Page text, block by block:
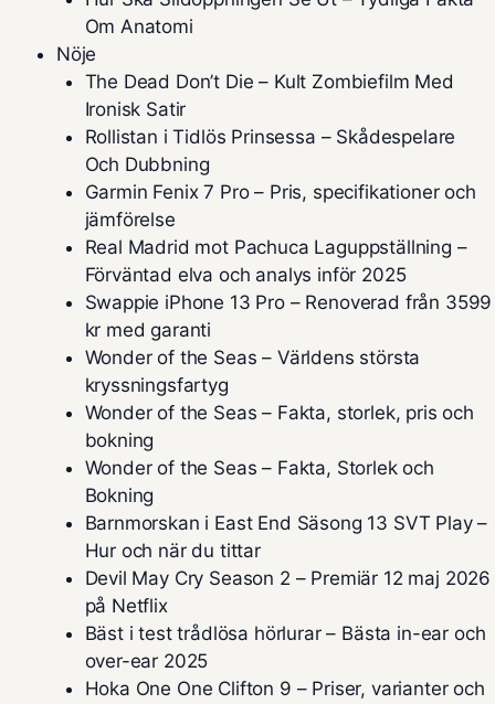
Om Anatomi
Nöje
The Dead Don’t Die – Kult Zombiefilm Med
Ironisk Satir
Rollistan i Tidlös Prinsessa – Skådespelare
Och Dubbning
Garmin Fenix 7 Pro – Pris, specifikationer och
jämförelse
Real Madrid mot Pachuca Laguppställning –
Förväntad elva och analys inför 2025
Swappie iPhone 13 Pro – Renoverad från 3599
kr med garanti
Wonder of the Seas – Världens största
kryssningsfartyg
Wonder of the Seas – Fakta, storlek, pris och
bokning
Wonder of the Seas – Fakta, Storlek och
Bokning
Barnmorskan i East End Säsong 13 SVT Play –
Hur och när du tittar
Devil May Cry Season 2 – Premiär 12 maj 2026
på Netflix
Bäst i test trådlösa hörlurar – Bästa in-ear och
over-ear 2025
Hoka One One Clifton 9 – Priser, varianter och